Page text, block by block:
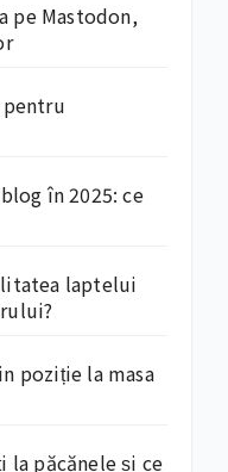
pe Mastodon,
în 2025: ce
laptelui
poziție la masa
păcănele și ce